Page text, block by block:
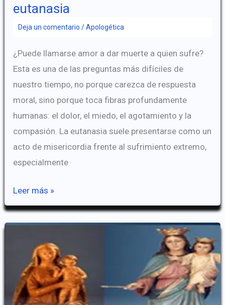
eutanasia
Deja un comentario /Apologética
¿Puede llamarse amor a dar muerte a quien sufre?
Esta es una de las preguntas más difíciles de
nuestro tiempo, no porque carezca de respuesta
moral, sino porque toca fibras profundamente
humanas: el dolor, el miedo, el agotamiento y la
compasión. La eutanasia suele presentarse como un
acto de misericordia frente al sufrimiento extremo,
especialmente
La
falsa
misericordia
eutanasia
Leer más »